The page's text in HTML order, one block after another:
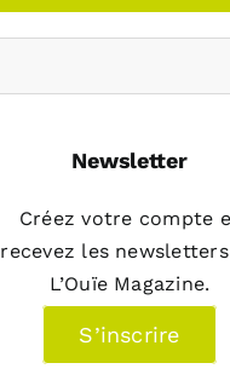
Newsletter
Créez votre compte
recevez les
L’Ouïe Magazine.
S’inscrire